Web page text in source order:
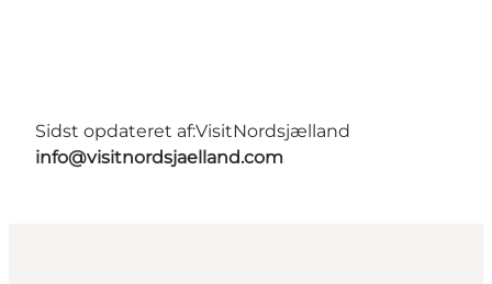
Sidst opdateret af:VisitNordsjælland
info@visitnordsjaelland.com